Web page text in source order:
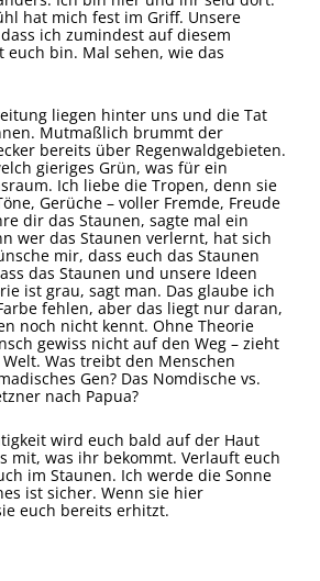
hat mich fest im Griff. Unsere
ich zumindest auf diesem
euch bin. Mal sehen, wie das
liegen hinter uns und die Tat
Mutmaßlich brummt der
bereits über Regenwaldgebieten.
gieriges Grün, was für ein
Ich liebe die Tropen, denn sie
Gerüche – voller Fremde, Freude
dir das Staunen, sagte mal ein
wer das Staunen verlernt, hat sich
mir, dass euch das Staunen
das Staunen und unsere Ideen
ist grau, sagt man. Das glaube ich
fehlen, aber das liegt nur daran,
noch nicht kennt. Ohne Theorie
gewiss nicht auf den Weg – zieht
Was treibt den Menschen
Gen? Das Nomdische vs.
nach Papua?
wird euch bald auf der Haut
mit, was ihr bekommt. Verlauft euch
im Staunen. Ich werde die Sonne
ist sicher. Wenn sie hier
euch bereits erhitzt.